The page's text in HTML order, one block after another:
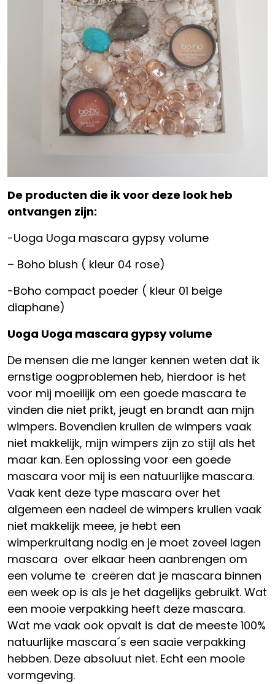
De producten die ik voor deze look heb
ontvangen zijn:
-Uoga Uoga mascara gypsy volume
– Boho blush ( kleur 04 rose)
-Boho compact poeder ( kleur 01 beige
diaphane)
Uoga Uoga mascara gypsy volume
De mensen die me langer kennen weten dat ik
ernstige oogproblemen heb, hierdoor is het
voor mij moeilijk om een goede mascara te
vinden die niet prikt, jeugt en brandt aan mijn
wimpers. Bovendien krullen de wimpers vaak
niet makkelijk, mijn wimpers zijn zo stijl als het
maar kan. Een oplossing voor een goede
mascara voor mij is een natuurlijke mascara.
Vaak kent deze type mascara over het
algemeen een nadeel de wimpers krullen vaak
niet makkelijk meee, je hebt een
wimperkrultang nodig en je moet zoveel lagen
mascara over elkaar heen aanbrengen om
een volume te creëren dat je mascara binnen
een week op is als je het dagelijks gebruikt. Wat
een mooie verpakking heeft deze mascara.
Wat me vaak ook opvalt is dat de meeste 100%
natuurlijke mascara´s een saaie verpakking
hebben. Deze absoluut niet. Echt een mooie
vormgeving.